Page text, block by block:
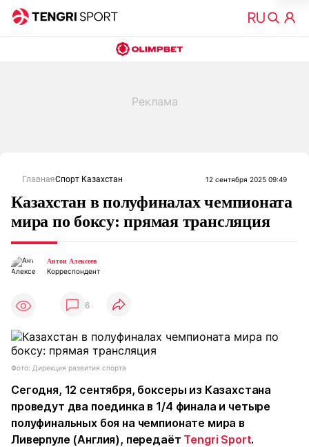
ГлавнаяСпорт Казахстан 12 сентября 2025 09:49
Казахстан в полуфиналах чемпионата
мира по боксу: прямая трансляция
Антон Алексеев
Корреспондент
6
Фото: Дирекция развития спорта
Сегодня, 12 сентября, боксеры из Казахстана
проведут два поединка в 1/4 финала и четыре
полуфинальных боя на чемпионате мира в
Ливерпуле (Англия), передаёт Tengri Sport.